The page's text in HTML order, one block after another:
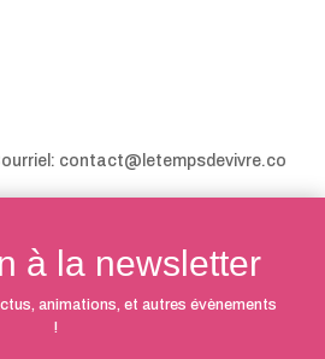
contact@letempsdevivre.co
à la newsletter
animations, et autres évènements
!